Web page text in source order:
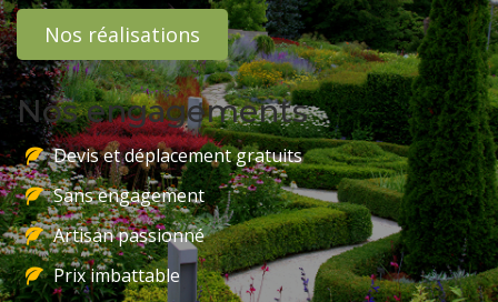
Nos réalisations
Nos engagements
Devis et déplacement gratuits
Sans engagement
Artisan passionné
Prix imbattable